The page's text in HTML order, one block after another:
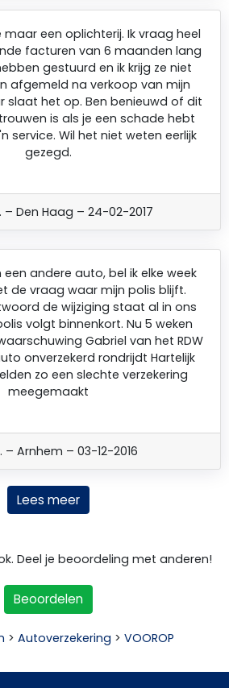
maar een oplichterij. Ik vraag heel
facturen van 6 maanden lang
gestuurd en ik krijg ze niet
afgemeld na verkoop van mijn
slaat het op. Ben benieuwd of dit
is als je een schade hebt
service. Wil het niet weten eerlijk
gezegd.
– Den Haag – 24-02-2017
andere auto, bel ik elke week
de vraag waar mijn polis blijft.
de wijziging staat al in ons
volgt binnenkort. Nu 5 weken
Gabriel van het RDW
onverzekerd rondrijdt Hartelijk
zo een slechte verzekering
meegemaakt
– Arnhem – 03-12-2016
Lees meer
Deel je beoordeling met anderen!
Beoordelen
> Autoverzekering > VOOROP